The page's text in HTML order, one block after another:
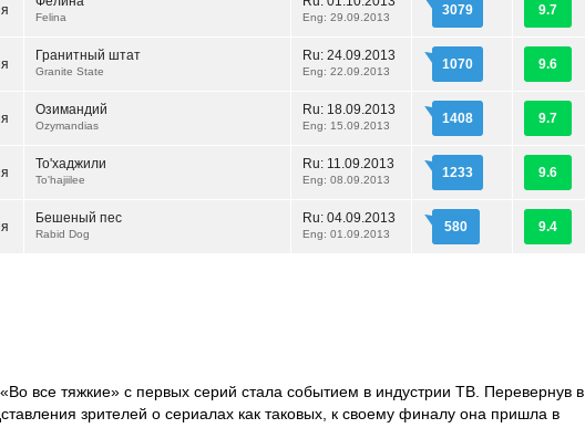
Felina Eng: 29.09.2013 3079 9.7
Гранитный штат
Granite State
Ru: 24.09.2013
Eng: 22.09.2013 1070 9.6
Озимандий
Ozymandias
Ru: 18.09.2013
Eng: 15.09.2013 1408 9.7
То'хаджили
To'hajiilee
Ru: 11.09.2013
Eng: 08.09.2013 1233 9.6
Бешеный пес
Rabid Dog
Ru: 04.09.2013
Eng: 01.09.2013 580 9.4
все тяжкие» с первых серий стала событием в индустрии ТВ. Перевернув в
зрителей о сериалах как таковых, к своему финалу она пришла в